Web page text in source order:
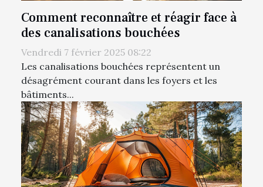
Comment reconnaître et réagir face à
des canalisations bouchées
Vendredi 7 février 2025 08:22
Les canalisations bouchées représentent un
désagrément courant dans les foyers et les
bâtiments...